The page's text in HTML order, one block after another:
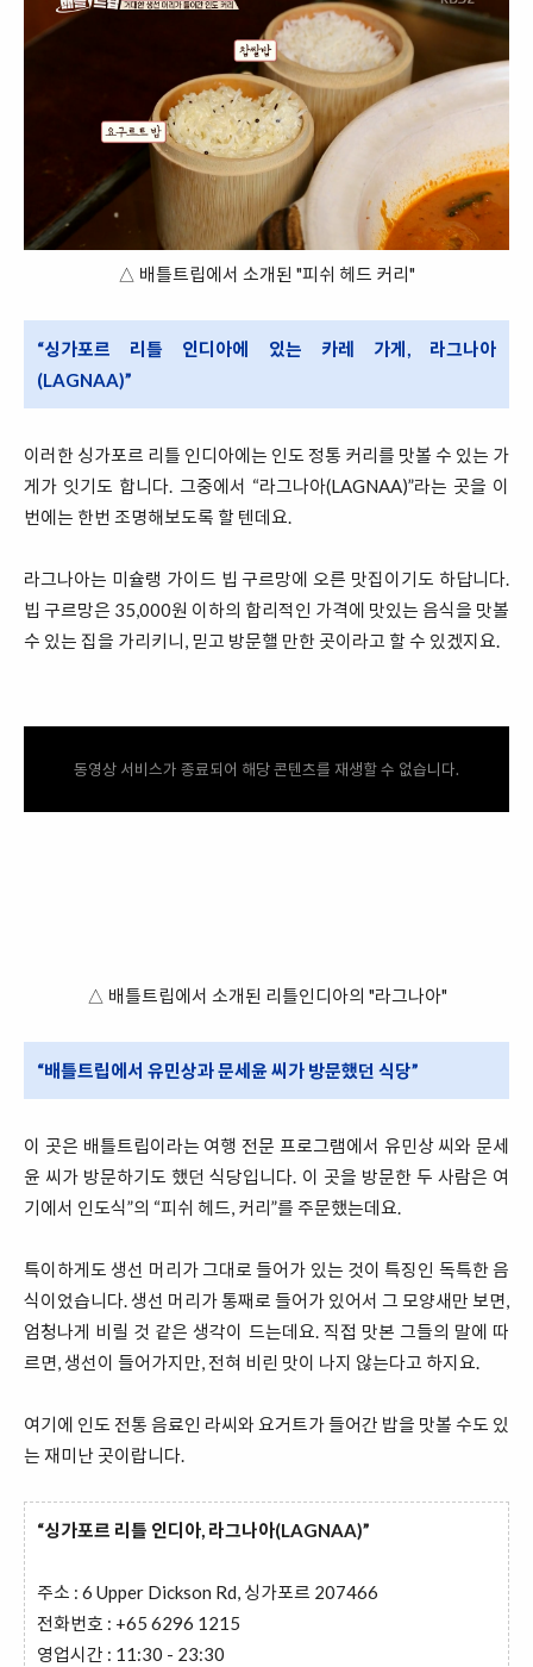
△ 배틀트립에서 소개된 "피쉬 헤드 커리"
“싱가포르 리틀 인디아에 있는 카레 가게, 라그나아
(LAGNAA)”
이러한 싱가포르 리틀 인디아에는 인도 정통 커리를 맛볼 수 있는 가
게가 잇기도 합니다. 그중에서 “라그나아(LAGNAA)”라는 곳을 이
번에는 한번 조명해보도록 할 텐데요.
라그나아는 미슐랭 가이드 빕 구르망에 오른 맛집이기도 하답니다.
빕 구르망은 35,000원 이하의 합리적인 가격에 맛있는 음식을 맛볼
수 있는 집을 가리키니, 믿고 방문핼 만한 곳이라고 할 수 있겠지요.
동영상 서비스가 종료되어 해당 콘텐츠를 재생할 수 없습니다.
△ 배틀트립에서 소개된 리틀인디아의 "라그나아"
“배틀트립에서 유민상과 문세윤 씨가 방문했던 식당”
이 곳은 배틀트립이라는 여행 전문 프로그램에서 유민상 씨와 문세
윤 씨가 방문하기도 했던 식당입니다. 이 곳을 방문한 두 사람은 여
기에서 인도식”의 “피쉬 헤드, 커리”를 주문했는데요.
특이하게도 생선 머리가 그대로 들어가 있는 것이 특징인 독특한 음
식이었습니다. 생선 머리가 통째로 들어가 있어서 그 모양새만 보면,
엄청나게 비릴 것 같은 생각이 드는데요. 직접 맛본 그들의 말에 따
르면, 생선이 들어가지만, 전혀 비린 맛이 나지 않는다고 하지요.
여기에 인도 전통 음료인 라씨와 요거트가 들어간 밥을 맛볼 수도 있
는 재미난 곳이랍니다.
“싱가포르 리틀 인디아, 라그나아(LAGNAA)”
주소 : 6 Upper Dickson Rd, 싱가포르 207466
전화번호 : +65 6296 1215
영업시간 : 11:30 - 23:30